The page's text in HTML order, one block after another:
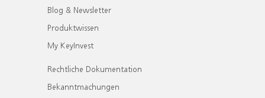
Blog & Newsletter
Produktwissen
My KeyInvest
Rechtliche Dokumentation
Bekanntmachungen